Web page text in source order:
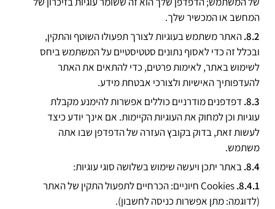
המחשב או המכשיר שלך.
האתר משתמש בעוגיות לצורך תפעולו השוטף והתקין,
ובכלל זה כדי לאסוף נתונים סטטיסטיים על המשתמש ביחס
לשימוש באתר, לאימות פרטים, כדי להתאים את האתר
להעדפותיך האישיות ולצורכי אבטחת מידע.
דפדפנים מודרניים כוללים אפשרות להימנע מקבלת
עוגיות וכן למחוק את העוגיות הקיימות. אם אינך יודע כיצד
לעשות זאת, בדוק בקובץ העזרה של הדפדפן שבו אתה
משתמש.
באתר יתכן ויעשה שימוש בשלושה סוגי עוגיות:
Cookies חיוניים: הכרחיים לתפעול התקין של האתר
(לדוגמה: מתן אפשרות כניסה לחשבון).